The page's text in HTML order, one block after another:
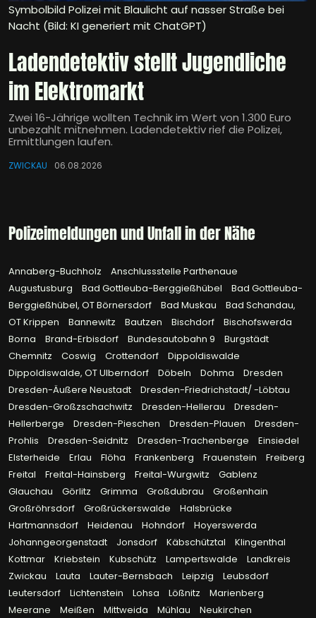
Symbolbild Polizei mit Blaulicht auf nasser Straße bei
Nacht (Bild: KI generiert mit ChatGPT)
Ladendetektiv stellt Jugendliche
im Elektromarkt
Zwei 16-Jährige wollten Technik im Wert von 1.300 Euro
unbezahlt mitnehmen. Ladendetektiv rief die Polizei,
Ermittlungen laufen.
ZWICKAU 06.08.2026
Polizeimeldungen und Unfall in der Nähe
Annaberg-Buchholz
Anschlussstelle Parthenaue
Augustusburg
Bad Gottleuba-Berggießhübel
Bad Gottleuba-
Berggießhübel, OT Börnersdorf
Bad Muskau
Bad Schandau,
OT Krippen
Bannewitz Bautzen Bischdorf
Bischofswerda
Borna
Brand-Erbisdorf Bundesautobahn 9
Burgstädt
Chemnitz
Coswig Crottendorf
Dippoldiswalde
Dippoldiswalde, OT Ulberndorf
Döbeln Dohma
Dresden
Dresden-Äußere Neustadt
Dresden-Friedrichstadt/ -Löbtau
Dresden-Großzschachwitz
Dresden-Hellerau
Dresden-
Hellerberge
Dresden-Pieschen Dresden-Plauen
Dresden-
Prohlis
Dresden-Seidnitz Dresden-Trachenberge
Einsiedel
Elsterheide
Erlau Flöha Frankenberg Frauenstein
Freiberg
Freital
Freital-Hainsberg Freital-Wurgwitz
Gablenz
Glauchau
Görlitz Grimma Großdubrau
Großenhain
Großröhrsdorf
Großrückerswalde
Halsbrücke
Hartmannsdorf
Heidenau Hohndorf
Hoyerswerda
Johanngeorgenstadt
Jonsdorf Käbschütztal
Klingenthal
Kottmar
Kriebstein Kubschütz Lampertswalde
Landkreis
Zwickau
Lauta Lauter-Bernsbach Leipzig
Leubsdorf
Leutersdorf
Lichtenstein Lohsa Lößnitz
Marienberg
Meerane
Meißen Mittweida Mühlau
Neukirchen